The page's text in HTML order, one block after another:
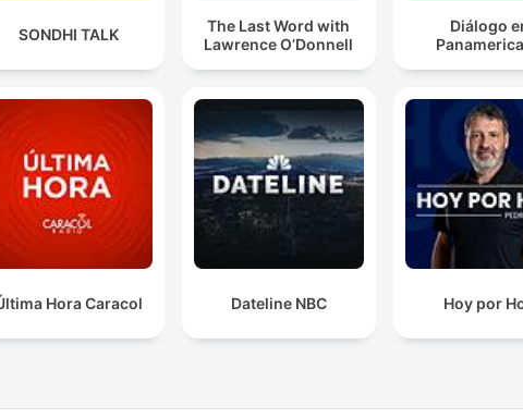
SONDHI TALK
The Last Word with
Lawrence O’Donnell
Diálogo
Hora Caracol Dateline NBC Hoy por